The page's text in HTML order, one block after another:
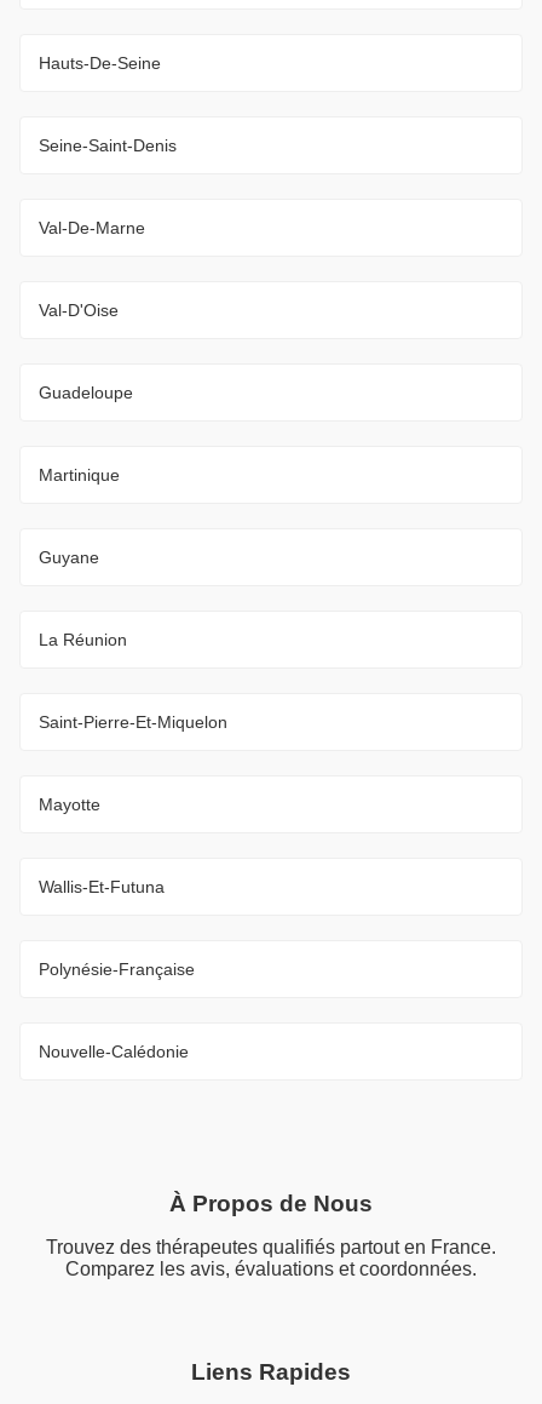
Hauts-De-Seine
Seine-Saint-Denis
Val-De-Marne
Val-D'Oise
Guadeloupe
Martinique
Guyane
La Réunion
Saint-Pierre-Et-Miquelon
Mayotte
Wallis-Et-Futuna
Polynésie-Française
Nouvelle-Calédonie
À Propos de Nous
Trouvez des thérapeutes qualifiés partout en France.
Comparez les avis, évaluations et coordonnées.
Liens Rapides